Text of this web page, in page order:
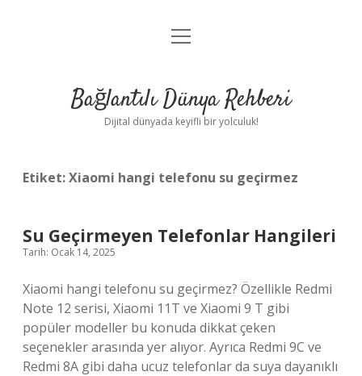
Anasayfa
Yasal Uyarı
menüyü
Bağlantılı Dünya Rehberi
Dijital dünyada keyifli bir yolculuk!
Etiket:Xiaomi hangi telefonu su geçirmez
Su Geçirmeyen Telefonlar Hangileri
Tarih: Ocak 14, 2025
Xiaomi hangi telefonu su geçirmez? Özellikle Redmi
Note 12 serisi, Xiaomi 11T ve Xiaomi 9 T gibi
popüler modeller bu konuda dikkat çeken
seçenekler arasında yer alıyor. Ayrıca Redmi 9C ve
Redmi 8A gibi daha ucuz telefonlar da suya dayanıklı